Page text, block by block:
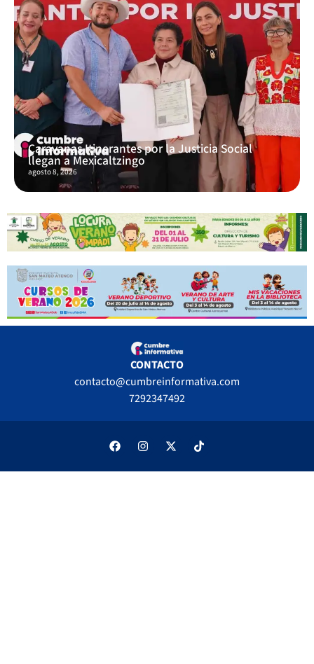
Caravanas Itinerantes por la Justicia Social
llegan a Mexicaltzingo
agosto 8, 2026
CONTACTO
contacto@cumbreinformativa.com
7292347492